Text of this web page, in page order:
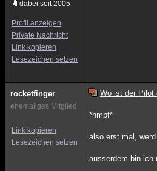
dabei seit 2005
Profil anzeigen
Private Nachricht
Link kopieren
Lesezeichen setzen
rocketfinger
ehemaliges Mitglied
Link kopieren
Lesezeichen setzen
Wo ist der Pilot
*hmpf*
also erst mal,
ausserdem bin ich